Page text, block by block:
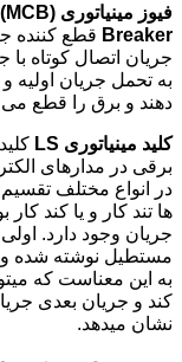
فیوز مینیاتوری (MCB)
Breaker قطع کننده
جریان اتصال کوتاه
به تحمل جریان
دهند و برق را قطع می
کلید مینیاتوری
برقی در مدارهای
در انواع مختلف
جریان وجود دارد.
کند و جریان بعدی
نشان میدهد.